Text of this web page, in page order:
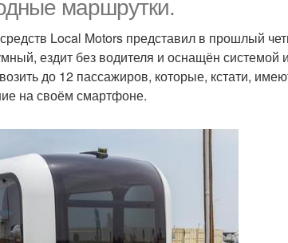
маршрутки.
Local Motors представил в прошлый
ездит без водителя и оснащён системой
до 12 пассажиров, которые, кстати,
на своём смартфоне.